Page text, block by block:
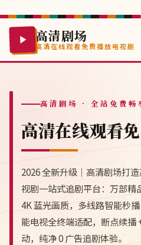
高清剧场
高清在线观看免费播放电视剧
高清剧场 · 全站免费畅
高清在线观看
2026 全新升级｜高清剧场打
视剧一站式追剧平台：万部精
4K 蓝光画质，多线路智能秒
能电视全终端适配，断点续播
动，纯净 0 广告追剧体验。